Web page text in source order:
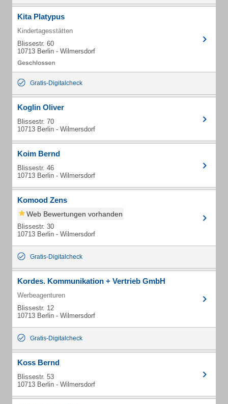
Kita Platypus
Kindertagesstätten
Blissestr. 60
10713 Berlin - Wilmersdorf
Gratis-Digitalcheck
Koglin Oliver
Blissestr. 70
10713 Berlin - Wilmersdorf
Koim Bernd
Blissestr. 46
10713 Berlin - Wilmersdorf
Komood Zens
Web Bewertungen vorhanden
Blissestr. 30
10713 Berlin - Wilmersdorf
Gratis-Digitalcheck
Kordes. Kommunikation + Vertrieb GmbH
Werbeagenturen
Blissestr. 12
10713 Berlin - Wilmersdorf
Gratis-Digitalcheck
Koss Bernd
Blissestr. 53
10713 Berlin - Wilmersdorf